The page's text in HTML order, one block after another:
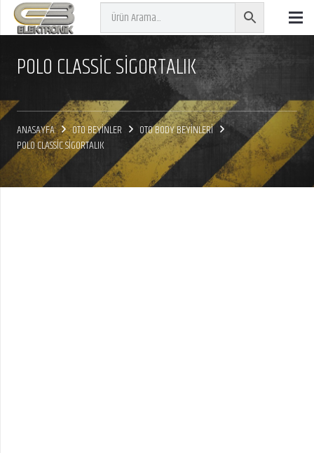
POLO CLASSİC SİGORTALIK
ANASAYFA OTO BEYİNLER
OTO BODY BEYİNLERİ
POLO CLASSİC SİGORTALIK